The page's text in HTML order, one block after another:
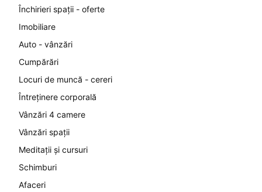
Închirieri spații - oferte
Imobiliare
Auto - vânzări
Cumpărări
Locuri de muncă - cereri
Întreținere corporală
Vânzări 4 camere
Vânzări spații
Meditații și cursuri
Schimburi
Afaceri